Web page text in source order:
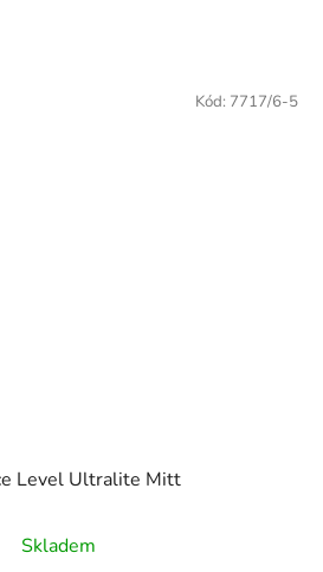
Level Ultralite Mitt
Skladem
Kód: 7717/6-5